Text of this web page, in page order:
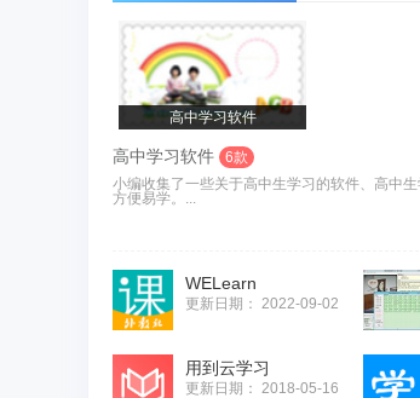
高中学习软件
高中学习软件
6款
小编收集了一些关于高中生学习的软件、高中
方便易学。...
WELearn
更新日期： 2022-09-02
用到云学习
更新日期： 2018-05-16